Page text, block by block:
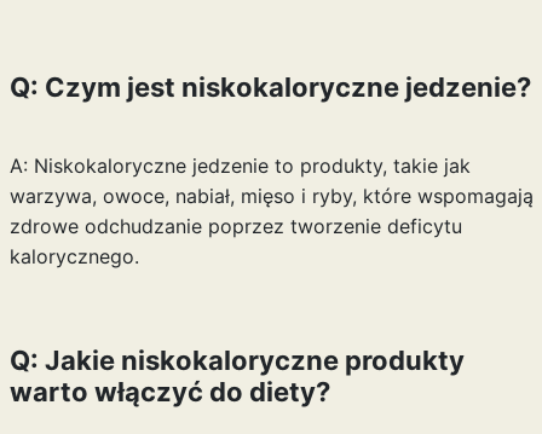
Q: Czym jest niskokaloryczne jedzenie?
A: Niskokaloryczne jedzenie to produkty, takie jak
warzywa, owoce, nabiał, mięso i ryby, które wspomagają
zdrowe odchudzanie poprzez tworzenie deficytu
kalorycznego.
Q: Jakie niskokaloryczne produkty
warto włączyć do diety?